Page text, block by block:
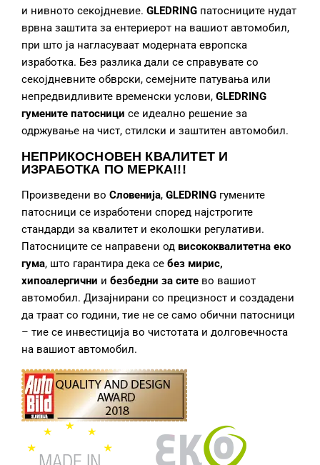
и нивното секојдневие. GLEDRING патосниците нудат
врвна заштита за ентериерот на вашиот автомобил,
при што ја нагласуваат модерната европска
изработка. Без разлика дали се справувате со
секојдневните обврски, семејните патувања или
непредвидливите временски услови, GLEDRING
гумените патосници се идеално решение за
одржување на чист, стилски и заштитен автомобил.
НЕПРИКОСНОВЕН КВАЛИТЕТ И
ИЗРАБОТКА ПО МЕРКА!!!
Произведени во Словенија, GLEDRING гумените
патосници се изработени според најстрогите
стандарди за квалитет и еколошки регулативи.
Патосниците се направени од висококвалитетна еко
гума, што гарантира дека се без мирис,
хипоалергични и безбедни за сите во вашиот
автомобил. Дизајнирани со прецизност и создадени
да траат со години, тие не се само обични патосници
– тие се инвестиција во чистотата и долговечноста
на вашиот автомобил.